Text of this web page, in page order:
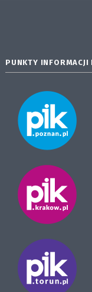
PUNKTY INFORMACJI